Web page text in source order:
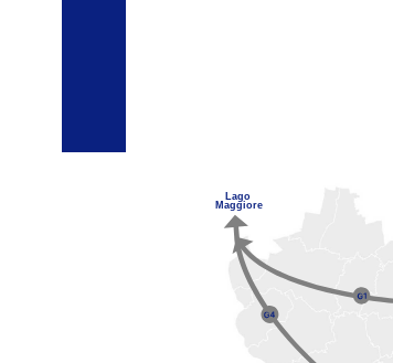
Lago
Maggiore